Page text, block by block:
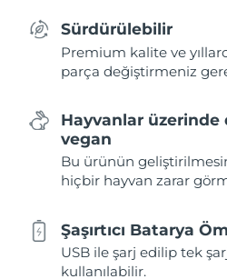
Sürdürülebilir
Premium kalite ve
parça değiştirmeniz
Hayvanlar üzerinde
vegan
Bu ürünün
hiçbir hayvan zarar
Şaşırtıcı Batarya
USB ile şarj edilip tek
kullanılabilir.